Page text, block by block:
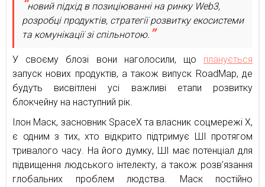
новий підхід в позиціюванні на ринку Web3,
розробці продуктів, стратегії розвитку екосистеми
та комунікації зі спільнотою.
У своєму блозі вони наголосили, що планується
запуск нових продуктів, а також випуск RoadMap, де
будуть висвітлені усі важливі етапи розвитку
блокчейну на наступний рік.
Ілон Маск, засновник SpaceX та власник соцмережі X,
є одним з тих, хто відкрито підтримує ШІ протягом
тривалого часу. На його думку, ШІ має потенціал для
підвищення людського інтелекту, а також розв’язання
глобальних проблем людства. Маск постійно